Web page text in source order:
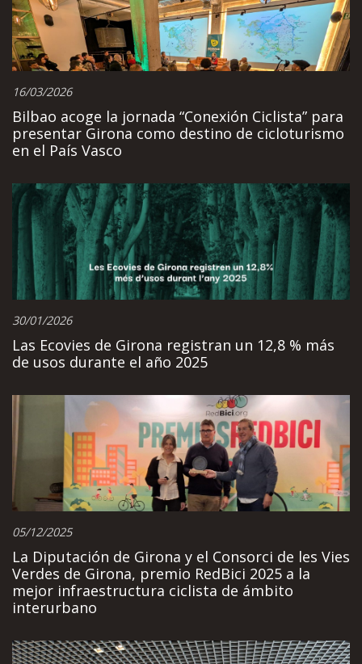
16/03/2026
Bilbao acoge la jornada “Conexión Ciclista” para
presentar Girona como destino de cicloturismo
en el País Vasco
30/01/2026
Las Ecovies de Girona registran un 12,8 % más
de usos durante el año 2025
05/12/2025
La Diputación de Girona y el Consorci de les Vies
Verdes de Girona, premio RedBici 2025 a la
mejor infraestructura ciclista de ámbito
interurbano